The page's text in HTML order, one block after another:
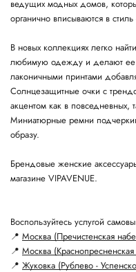
ведущих модных домов,
органично вписываются в
В новых коллекциях легко
любимую одежду и делают ее
лаконичными принтами
Солнцезащитные очки с
акцентом как в повседневных,
Миниатюрные ремни
образу.
Брендовые женские
магазине VIPAVENUE.
Воспользуйтесь услугой
📍 Москва (Пречистенская
📍 Москва
📍 Жуковка (Рублево -